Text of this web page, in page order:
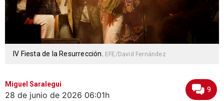
IV Fiesta de la Resurrección. EFE/David Fernández
Miguel Saralegui
28 de junio de 2026 06:01h
9